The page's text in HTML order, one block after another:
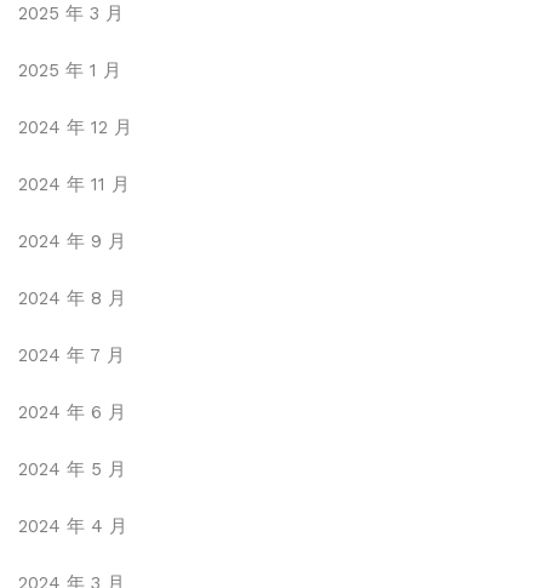
2025 年 3 月
2025 年 1 月
2024 年 12 月
2024 年 11 月
2024 年 9 月
2024 年 8 月
2024 年 7 月
2024 年 6 月
2024 年 5 月
2024 年 4 月
2024 年 3 月